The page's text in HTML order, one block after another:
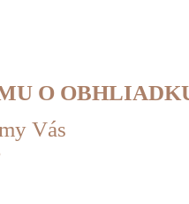
O
Vás